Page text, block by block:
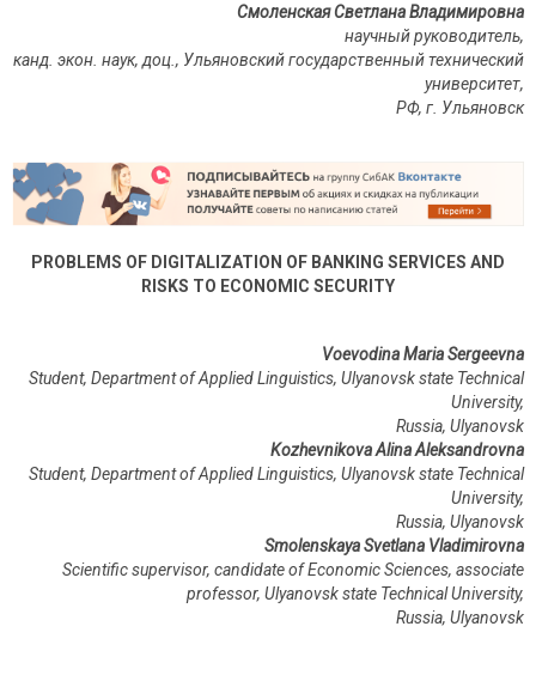
Смоленская Светлана Владимировна
научный руководитель,
канд. экон. наук, доц., Ульяновский государственный технический
университет,
РФ, г. Ульяновск
PROBLEMS OF DIGITALIZATION OF BANKING SERVICES AND
RISKS TO ECONOMIC SECURITY
Voevodina Maria Sergeevna
Student, Department of Applied Linguistics, Ulyanovsk state Technical
University,
Russia, Ulyanovsk
Kozhevnikova Alina Aleksandrovna
Student, Department of Applied Linguistics, Ulyanovsk state Technical
University,
Russia, Ulyanovsk
Smolenskaya Svetlana Vladimirovna
Scientific supervisor, candidate of Economic Sciences, associate
professor, Ulyanovsk state Technical University,
Russia, Ulyanovsk